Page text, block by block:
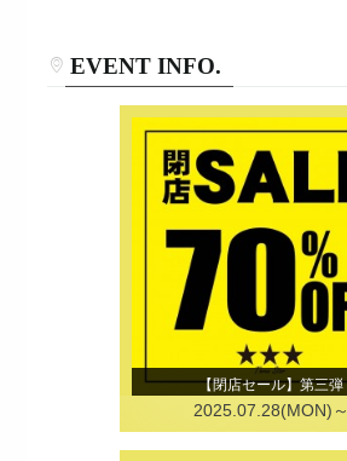
EVENT INFO.
【閉店セール】第三弾
2025.07.28(MON)～